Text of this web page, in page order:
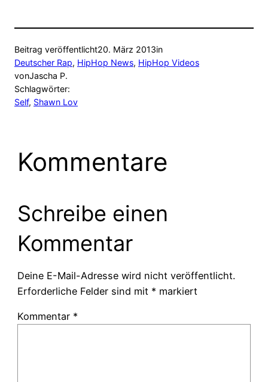
Beitrag veröffentlicht20. März 2013in
Deutscher Rap, HipHop News, HipHop Videos
vonJascha P.
Schlagwörter:
Self, Shawn Lov
Kommentare
Schreibe einen
Kommentar
Deine E-Mail-Adresse wird nicht veröffentlicht.
Erforderliche Felder sind mit * markiert
Kommentar *